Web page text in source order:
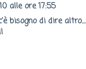
alle ore 17:55
bisogno di dire altro....